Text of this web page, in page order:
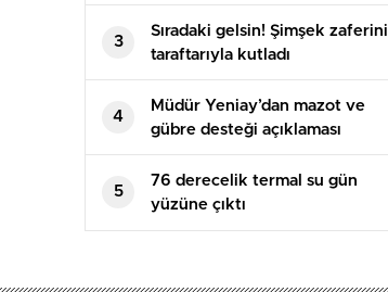
3
Sıradaki gelsin! Şimşek zaferini
taraftarıyla kutladı
4
Müdür Yeniay’dan mazot ve
gübre desteği açıklaması
5
76 derecelik termal su gün
yüzüne çıktı